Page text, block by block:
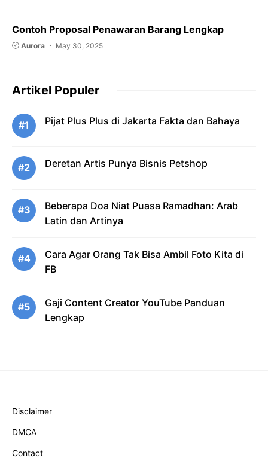
Contoh Proposal Penawaran Barang Lengkap
Aurora May 30, 2025
Artikel Populer
#1 Pijat Plus Plus di Jakarta Fakta dan Bahaya
#2 Deretan Artis Punya Bisnis Petshop
#3
Beberapa Doa Niat Puasa Ramadhan: Arab
Latin dan Artinya
#4
Cara Agar Orang Tak Bisa Ambil Foto Kita di
FB
#5
Gaji Content Creator YouTube Panduan
Lengkap
Disclaimer
DMCA
Contact